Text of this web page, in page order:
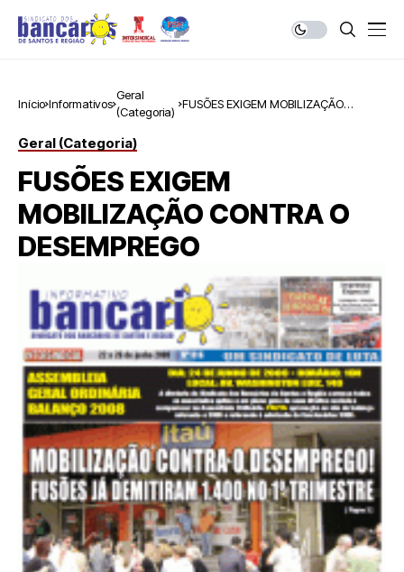
Início Informativos
Geral
(Categoria)
FUSÕES EXIGEM MOBILIZAÇÃO
Geral (Categoria)
FUSÕES EXIGEM
MOBILIZAÇÃO CONTRA O
DESEMPREGO